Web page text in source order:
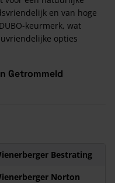
en van hoge
keurmerk, wat
opties
Getrommeld
straatbakstenen gelegd
patroon dat gekozen
Bestrating
Norton